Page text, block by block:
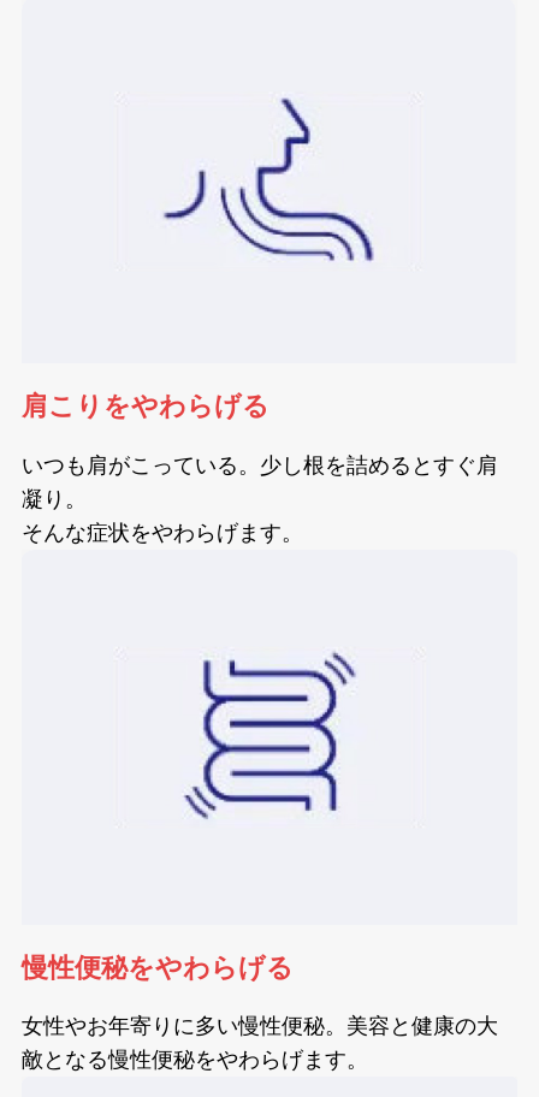
肩こりをやわらげる
いつも肩がこっている。少し根を詰めるとすぐ肩
凝り。
そんな症状をやわらげます。
慢性便秘をやわらげる
女性やお年寄りに多い慢性便秘。美容と健康の大
敵となる慢性便秘をやわらげます。